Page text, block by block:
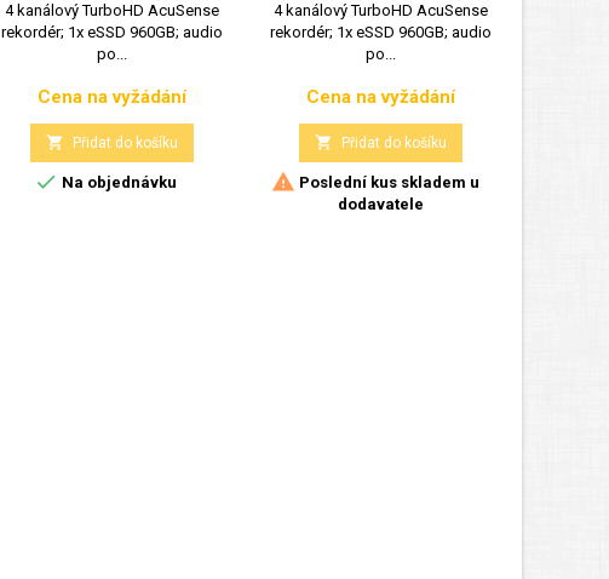
4 kanálový TurboHD AcuSense
rekordér; 1x eSSD 960GB; audio
po...
Cena
Cena na vyžádání
 Přidat do košíku
 Na objednávku
4 kanálový TurboHD AcuSense
rekordér; 1x eSSD 960GB; audio
po...
Cena
Cena na vyžádání
 Přidat do košíku
 Poslední kus skladem u
dodavatele